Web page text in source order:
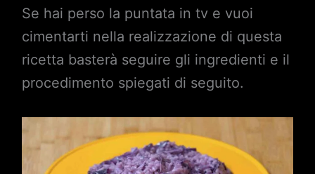
Se hai perso la puntata in tv e vuoi
cimentarti nella realizzazione di questa
ricetta basterà seguire gli ingredienti e il
procedimento spiegati di seguito.